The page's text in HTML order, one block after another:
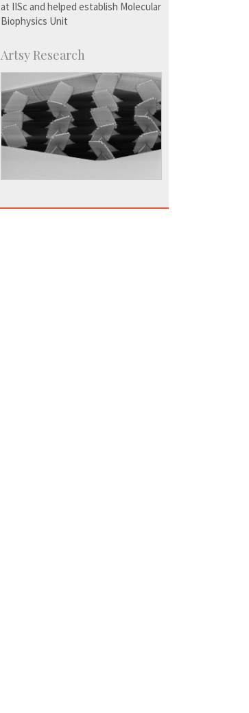
at IISc and helped establish Molecular
Biophysics Unit
Artsy Research